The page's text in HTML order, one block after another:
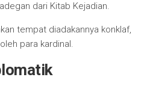
dari Kitab Kejadian.
tempat diadakannya konklaf,
para kardinal.